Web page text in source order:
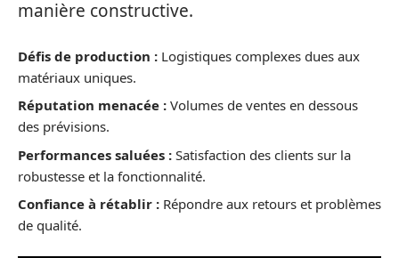
manière constructive.
Défis de production : Logistiques complexes dues aux
matériaux uniques.
Réputation menacée : Volumes de ventes en dessous
des prévisions.
Performances saluées : Satisfaction des clients sur la
robustesse et la fonctionnalité.
Confiance à rétablir : Répondre aux retours et problèmes
de qualité.